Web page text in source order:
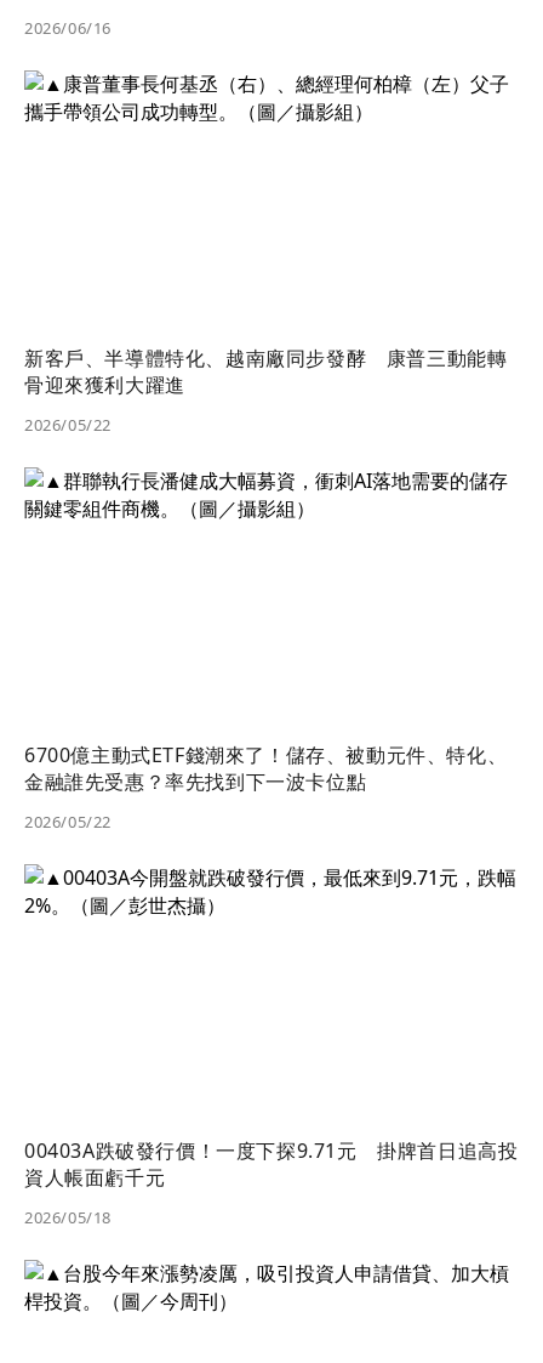
2026/06/16
新客戶、半導體特化、越南廠同步發酵 康普三動能轉
骨迎來獲利大躍進
2026/05/22
6700億主動式ETF錢潮來了！儲存、被動元件、特化、
金融誰先受惠？率先找到下一波卡位點
2026/05/22
00403A跌破發行價！一度下探9.71元 掛牌首日追高投
資人帳面虧千元
2026/05/18